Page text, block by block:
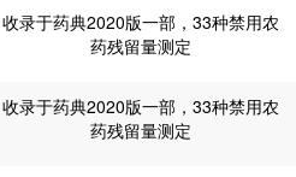
收录于药典2020版一部，33种禁用农
药残留量测定
收录于药典2020版一部，33种禁用农
药残留量测定